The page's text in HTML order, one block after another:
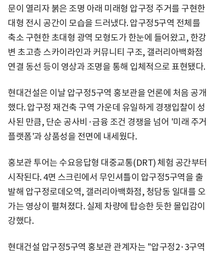
문이 열리자 붉은 조명 아래 미래형 압구정 주거를 구현한
대형 전시 공간이 모습을 드러냈다. 압구정5구역 전체를
축소 구현한 초대형 광역 모형도가 한눈에 들어왔고, 한강
변 초고층 스카이라인과 커뮤니티 구조, 갤러리아백화점
연결 동선 등이 영상과 조명을 통해 입체적으로 표현됐다.
현대건설은 이날 압구정5구역 홍보관을 언론에 처음 공개
했다. 압구정 재건축 구역 가운데 유일하게 경쟁입찰이 성
사된 만큼, 단순 공사비·금융 조건 경쟁을 넘어 '미래 주거
플랫폼'과 상품성을 전면에 내세웠다.
홍보관 투어는 수요응답형 대중교통(DRT) 체험 공간부터
시작된다. 4면 스크린에서 무인셔틀이 압구정5구역을 출
발해 압구정로데오역, 갤러리아백화점, 청담동 일대를 오
가는 영상이 펼쳐졌다. 실제 차량에 탑승한 듯한 몰입감이
강했다.
현대건설 압구정5구역 홍보관 관계자는 "압구정2·3구역